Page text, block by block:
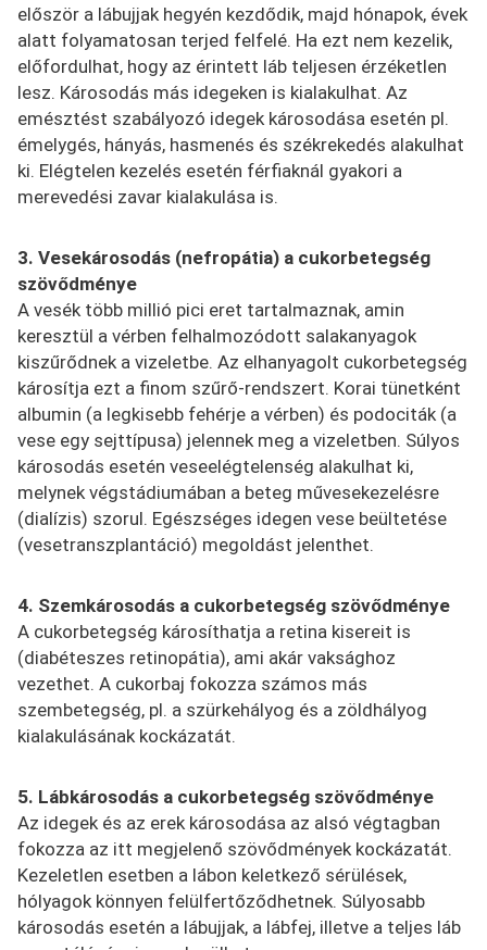
először a lábujjak hegyén kezdődik, majd hónapok, évek
alatt folyamatosan terjed felfelé. Ha ezt nem kezelik,
előfordulhat, hogy az érintett láb teljesen érzéketlen
lesz. Károsodás más idegeken is kialakulhat. Az
emésztést szabályozó idegek károsodása esetén pl.
émelygés, hányás, hasmenés és székrekedés alakulhat
ki. Elégtelen kezelés esetén férfiaknál gyakori a
merevedési zavar kialakulása is.
3. Vesekárosodás (nefropátia) a cukorbetegség
szövődménye
A vesék több millió pici eret tartalmaznak, amin
keresztül a vérben felhalmozódott salakanyagok
kiszűrődnek a vizeletbe. Az elhanyagolt cukorbetegség
károsítja ezt a finom szűrő-rendszert. Korai tünetként
albumin (a legkisebb fehérje a vérben) és podociták (a
vese egy sejttípusa) jelennek meg a vizeletben. Súlyos
károsodás esetén veseelégtelenség alakulhat ki,
melynek végstádiumában a beteg művesekezelésre
(dialízis) szorul. Egészséges idegen vese beültetése
(vesetranszplantáció) megoldást jelenthet.
4. Szemkárosodás a cukorbetegség szövődménye
A cukorbetegség károsíthatja a retina kisereit is
(diabéteszes retinopátia), ami akár vaksághoz
vezethet. A cukorbaj fokozza számos más
szembetegség, pl. a szürkehályog és a zöldhályog
kialakulásának kockázatát.
5. Lábkárosodás a cukorbetegség szövődménye
Az idegek és az erek károsodása az alsó végtagban
fokozza az itt megjelenő szövődmények kockázatát.
Kezeletlen esetben a lábon keletkező sérülések,
hólyagok könnyen felülfertőződhetnek. Súlyosabb
károsodás esetén a lábujjak, a lábfej, illetve a teljes láb